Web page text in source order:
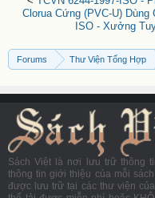
Clorua Cứng (PVC-U) Dùng
ISO - Xưởng
Forums Thư Viện Tổng Hợp
Sách Việt là nơi lưu trữ thông
thông tin giới thiệu của mỗi
được lưu trữ tại các thư viện